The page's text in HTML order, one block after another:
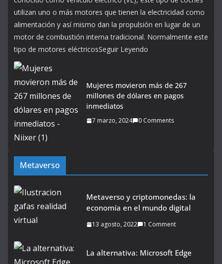
utilizan uno o más motores que tienen la electricidad como
alimentación y así mismo dan la propulsión en lugar de un
motor de combustión interna tradicional. Normalmente este
tipo de motores eléctricosSeguir Leyendo
Mujeres movieron más de 267
millones de dólares en pagos
inmediatos
7 marzo, 2024 0 Comments
Metaverso
Metaverso y criptomonedas: la
economía en el mundo digital
13 agosto, 2022 1 Comment
La alternativa: Microsoft Edge